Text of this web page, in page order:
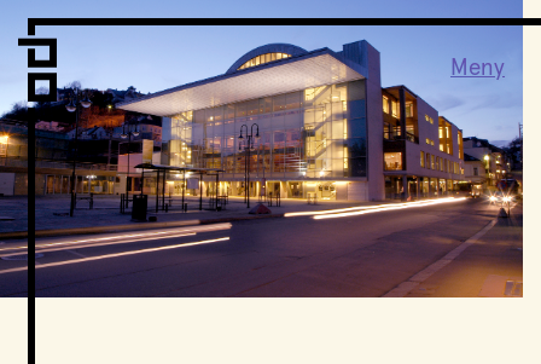
Meny
Vi er LPO
Vår metode
Vår organisering
Vår historie
Hva vi gjør
Prosjekter
Nyheter